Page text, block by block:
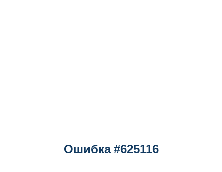
Ошибка #625116